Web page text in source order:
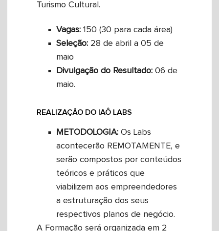
Turismo Cultural.
Vagas: 150 (30 para cada área)
Seleção: 28 de abril a 05 de
maio
Divulgação do Resultado: 06 de
maio.
REALIZAÇÃO DO IAÔ LABS
METODOLOGIA: Os Labs
acontecerão REMOTAMENTE, e
serão compostos por conteúdos
teóricos e práticos que
viabilizem aos empreendedores
a estruturação dos seus
respectivos planos de negócio.
A Formação será organizada em 2